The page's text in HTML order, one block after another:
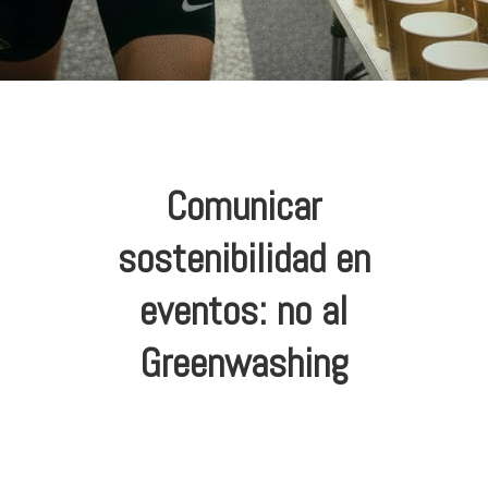
Comunicar
sostenibilidad en
eventos: no al
Greenwashing